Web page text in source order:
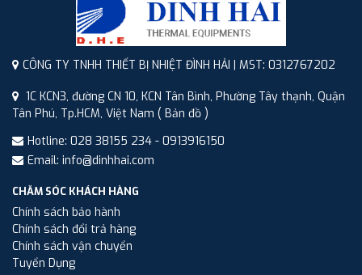
CÔNG TY TNHH THIẾT BỊ NHIỆT ĐÌNH HẢI | MST: 0312767202
1C KCN3, đường CN 10, KCN Tân Bình, Phường Tây thạnh, Quận
Tân Phú, Tp.HCM, Việt Nam ( Bản đồ )
Hotline: 028 38155 234 - 0913916150
Email: info@dinhhai.com
CHĂM SÓC KHÁCH HÀNG
Chính sách bảo hành
Chính sách đổi trả hàng
Chính sách vận chuyển
Tuyển Dụng